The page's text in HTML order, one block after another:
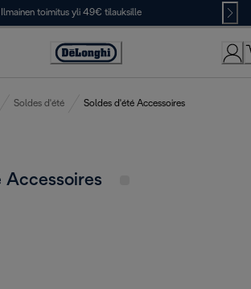
Ilmainen toimitus yli 49€ tilauksille
Accessibility
Soldes d'été Soldes d'été Accessoires
Accessoires